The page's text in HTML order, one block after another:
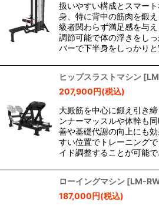
扱いやすい構成とスマー
身、特に背中の筋肉を鍛
級者関わらず満足感を与
調節可能で体の浮きをし
バーで下半身をしっかり
ヒップスラストマシン [
207,900円(税込)
大殿筋を中心に鍛え引き
ンナーマッスルや体幹も
善や基礎代謝の向上にも
すい位置でトレーニング
イド調整することが可能
ローイングマシン [LM-
187,000円(税込)